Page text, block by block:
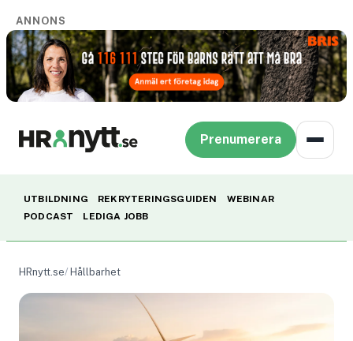
ANNONS
Prenumerera
UTBILDNING REKRYTERINGSGUIDEN
WEBINAR
PODCAST
LEDIGA JOBB
HRnytt.se Hållbarhet